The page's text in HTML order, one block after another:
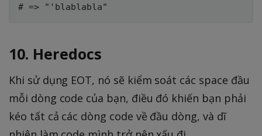
10. Heredocs
Khi sử dụng EOT, nó sẽ kiểm soát các space đầu
mỗi dòng code của bạn, điều đó khiến bạn phải
kéo tất cả các dòng code về đầu dòng, và dĩ